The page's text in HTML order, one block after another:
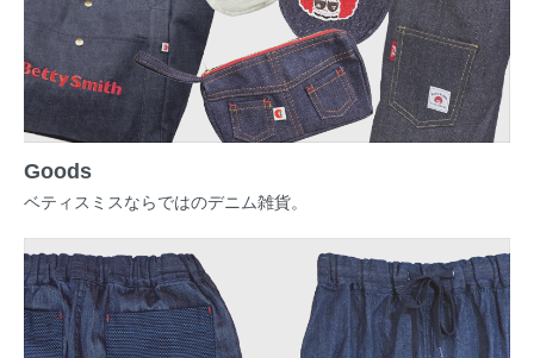
Goods
ベティスミスならではのデニム雑貨。